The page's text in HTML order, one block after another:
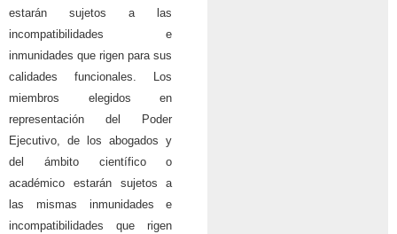
estarán sujetos a las
incompatibilidades e
inmunidades que rigen para sus
calidades funcionales. Los
miembros elegidos en
representación del Poder
Ejecutivo, de los abogados y
del ámbito científico o
académico estarán sujetos a
las mismas inmunidades e
incompatibilidades que rigen